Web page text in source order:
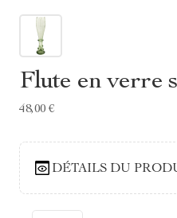
Flute en verre
48,00 €
DÉTAILS DU